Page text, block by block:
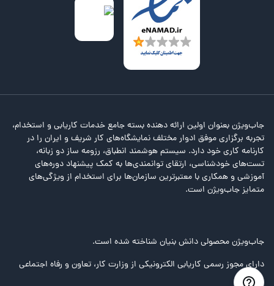
جاب‌ویژن بعنوان اولین ارائه دهنده بسته جامع خدمات کاریابی و استخدام،
تجربه برگزاری موفق ادوار مختلف نمایشگاه‌های کار شریف و ایران را در
کارنامه کاری خود دارد. سیستم هوشمند انطباق، رزومه ساز دو زبانه،
تست‌های خودشناسی، ارتقای توانمندی‌ها به کمک پیشنهاد دوره‌های
آموزشی و همکاری با معتبرترین سازمان‌ها برای استخدام از ویژگی‌های
متمایز جاب‌ویژن است.
جاب‌ویژن محصولی دانش بنیان شناخته شده است.
دارای مجوز رسمی کاریابی الکترونیکی از وزارت کار، تعاون و رفاه اجتماعی